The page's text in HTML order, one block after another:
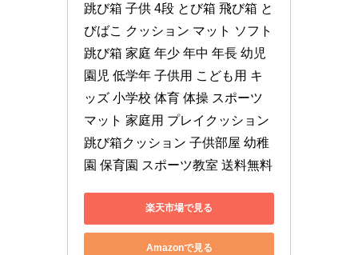
跳び箱 子供 4段 とび箱 飛び箱 と
びばこ クッション マット ソフト
跳び箱 家庭 年少 年中 年長 幼児
園児 低学年 子供用 こども用 キ
ッズ 小学校 体育 体操 スポーツ
マット 家庭用 プレイクッション
跳び箱クッション 子供部屋 幼稚
園 保育園 スポーツ教室 送料無料
楽天市場で見る
Amazonで見る